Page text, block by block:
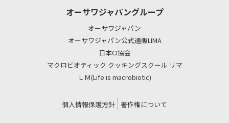
オーサワジャパングループ
オーサワジャパン
オーサワジャパン公式通販LIMA
日本CI協会
マクロビオティック クッキングスクール リマ
ＬＭ(Life is macrobiotic)
個人情報保護方針 著作権について